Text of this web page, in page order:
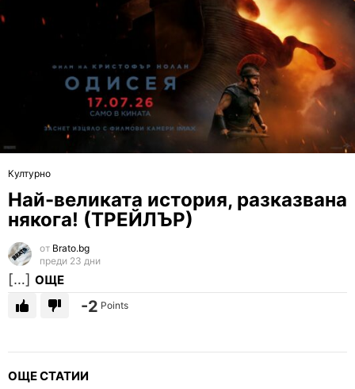
Културно
Най-великата история, разказвана
някога! (ТРЕЙЛЪР)
от Brato.bg
преди 23 дни
[…] ОЩЕ
-2 Points
ОЩЕ СТАТИИ